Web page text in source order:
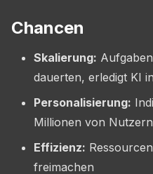
Chancen
Skalierung:
dauerten, erledigt KI
Personalisierung:
Millionen von
Effizienz:
freimachen